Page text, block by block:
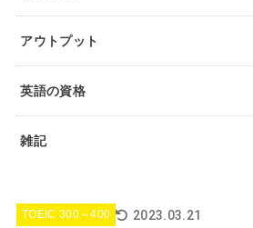
アウトプット
英語の資格
雑記
TOEIC 300～400 2023.03.21